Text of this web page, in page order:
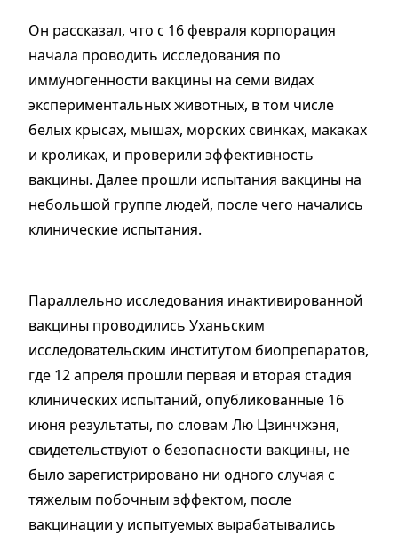
Он рассказал, что с 16 февраля корпорация
начала проводить исследования по
иммуногенности вакцины на семи видах
экспериментальных животных, в том числе
белых крысах, мышах, морских свинках, макаках
и кроликах, и проверили эффективность
вакцины. Далее прошли испытания вакцины на
небольшой группе людей, после чего начались
клинические испытания.
Параллельно исследования инактивированной
вакцины проводились Уханьским
исследовательским институтом биопрепаратов,
где 12 апреля прошли первая и вторая стадия
клинических испытаний, опубликованные 16
июня результаты, по словам Лю Цзинчжэня,
свидетельствуют о безопасности вакцины, не
было зарегистрировано ни одного случая с
тяжелым побочным эффектом, после
вакцинации у испытуемых вырабатывались